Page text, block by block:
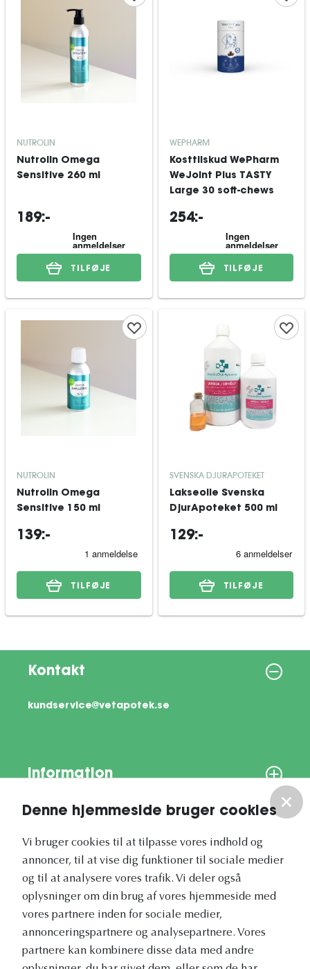
Denne hjemmeside bruger cookies
Vi bruger cookies til at tilpasse vores indhold og
annoncer, til at vise dig funktioner til sociale medier
og til at analysere vores trafik. Vi deler også
oplysninger om din brug af vores hjemmeside med
vores partnere inden for sociale medier,
annonceringspartnere og analysepartnere. Vores
partnere kan kombinere disse data med andre
NUTROLIN
Nutrolin Omega
Sensitive 260 ml
189:-
TILFØJE
WEPHARM
Kosttilskud WePharm
WeJoint Plus TASTY
Large 30 soft-chews
254:-
TILFØJE
NUTROLIN
Nutrolin Omega
Sensitive 150 ml
139:-
TILFØJE
SVENSKA DJURAPOTEKET
Lakseolie Svenska
DjurApoteket 500 ml
129:-
TILFØJE
Kontakt
kundservice@vetapotek.se
Information
Om os
Vores nyhedsbrev
Vetapotek.dk er en del af